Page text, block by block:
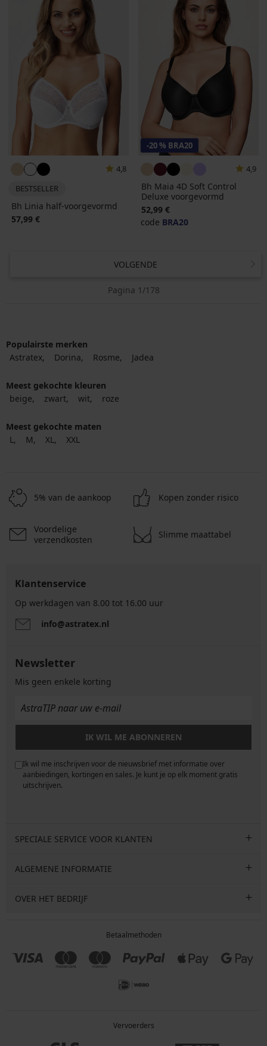
4,8
BESTSELLER
Bh Linia half-voorgevormd
57,99 €
-20 % BRA20
4,9
Bh Maia 4D Soft Control
Deluxe voorgevormd
52,99 €
code BRA20
VOLGENDE
Pagina 1/178
Populairste merken
Astratex
Dorina Rosme Jadea
Meest gekochte kleuren
beige
zwart wit roze
Meest gekochte maten
L
M XL XXL
5% van de aankoop Kopen zonder risico
Voordelige
verzendkosten
Slimme maattabel
Klantenservice
Op werkdagen van 8.00 tot 16.00 uur
info@astratex.nl
Newsletter
Mis geen enkele korting
IK WIL ME ABONNEREN
Ik wil me inschrijven voor de nieuwsbrief met informatie over
aanbiedingen, kortingen en sales. Je kunt je op elk moment gratis
uitschrijven.
SPECIALE SERVICE VOOR KLANTEN
ALGEMENE INFORMATIE
OVER HET BEDRIJF
Betaalmethoden
Vervoerders